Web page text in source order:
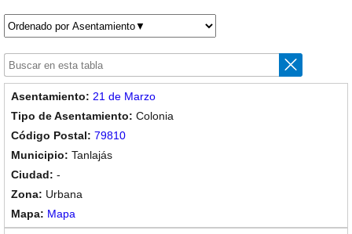
21 de Marzo
Colonia
79810
Tanlajás
-
Urbana
Mapa